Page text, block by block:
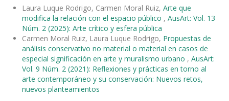
Laura Luque Rodrigo, Carmen Moral Ruiz, Arte que
modifica la relación con el espacio público , AusArt: Vol. 13
Núm. 2 (2025): Arte crítico y esfera pública
Carmen Moral Ruiz, Laura Luque Rodrigo, Propuestas de
análisis conservativo no material o material en casos de
especial significación en arte y muralismo urbano , AusArt:
Vol. 9 Núm. 2 (2021): Reflexiones y prácticas en torno al
arte contemporáneo y su conservación: Nuevos retos,
nuevos planteamientos